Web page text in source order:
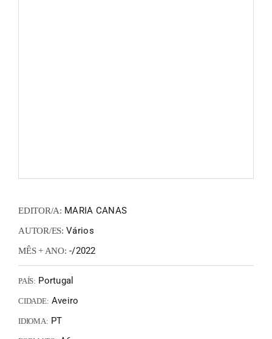
EDITOR/A: MARIA CANAS
AUTOR/ES: Vários
MÊS + ANO: -/2022
PAÍS: Portugal
CIDADE: Aveiro
IDIOMA: PT